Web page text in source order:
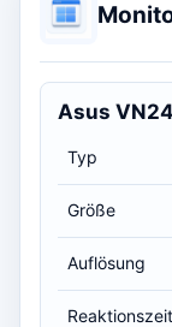
Asus
Typ
Größe
Auflösung
Reaktionszeit